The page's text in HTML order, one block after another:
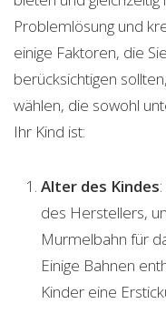
Problemlösung und
einige Faktoren, die
berücksichtigen
wählen, die sowohl
Ihr Kind ist:
Alter des Kindes
des Herstellers,
Murmelbahn für
Einige Bahnen
Kinder eine